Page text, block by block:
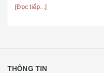
tồn tại ...
[Đọc tiếp...]
THÔNG TIN